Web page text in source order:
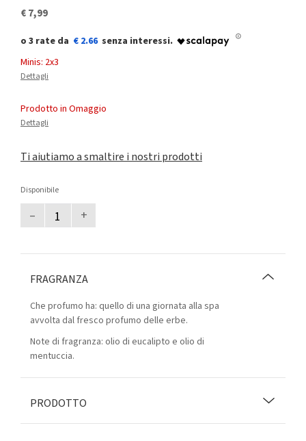
€ 7,99
€ 2.66
Minis: 2x3
Dettagli
Prodotto in Omaggio
Dettagli
Ti aiutiamo a smaltire i nostri prodotti
Disponibile
– +
FRAGRANZA
Che profumo ha: quello di una giornata alla spa
avvolta dal fresco profumo delle erbe.
Note di fragranza: olio di eucalipto e olio di
mentuccia.
PRODOTTO